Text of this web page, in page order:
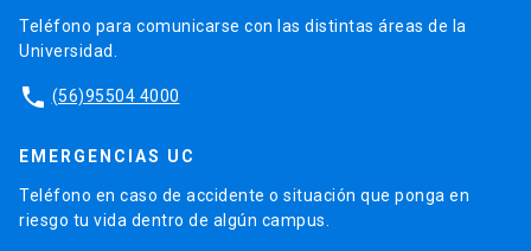
Teléfono para comunicarse con las distintas áreas de la
Universidad.
phone (56)95504 4000
EMERGENCIAS UC
Teléfono en caso de accidente o situación que ponga en
riesgo tu vida dentro de algún campus.